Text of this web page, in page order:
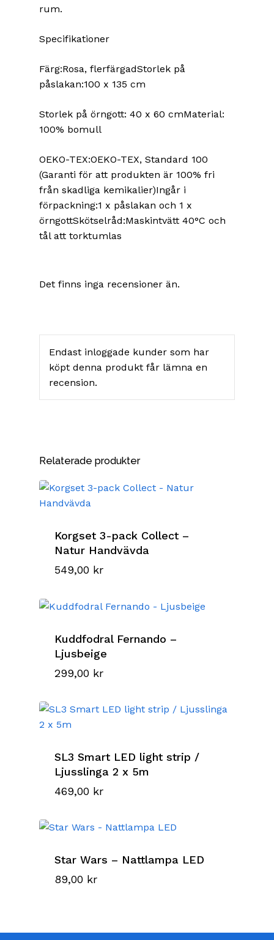
rum.
Specifikationer
Färg:Rosa, flerfärgadStorlek på
påslakan:100 x 135 cm
Storlek på örngott: 40 x 60 cmMaterial:
100% bomull
OEKO-TEX:OEKO-TEX, Standard 100
(Garanti för att produkten är 100% fri
från skadliga kemikalier)Ingår i
förpackning:1 x påslakan och 1 x
örngottSkötselråd:Maskintvätt 40°C och
tål att torktumlas
Det finns inga recensioner än.
Endast inloggade kunder som har
köpt denna produkt får lämna en
recension.
Relaterade produkter
Korgset 3-pack Collect –
Natur Handvävda
549,00 kr
Kuddfodral Fernando –
Ljusbeige
299,00 kr
SL3 Smart LED light strip /
Ljusslinga 2 x 5m
469,00 kr
Star Wars – Nattlampa LED
89,00 kr